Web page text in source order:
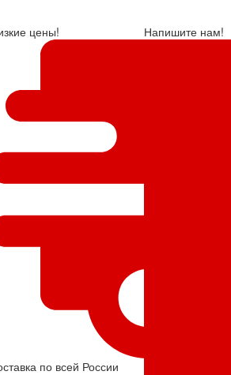
цены!
по всей России
Напишите нам!